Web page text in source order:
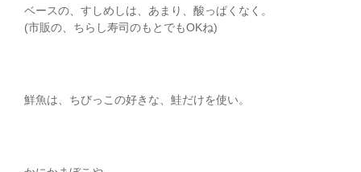
ベースの、すしめしは、あまり、酸っぱくなく。
(市販の、ちらし寿司のもとでもOKね)
鮮魚は、ちびっこの好きな、鮭だけを使い。